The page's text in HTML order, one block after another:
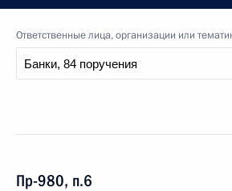
Ответственные лица, организации или
Пр-980, п.6